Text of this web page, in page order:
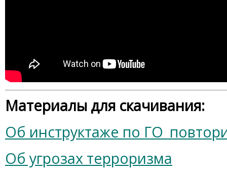
Материалы для скачивания:
Об инструктаже по
Об угрозах терроризма